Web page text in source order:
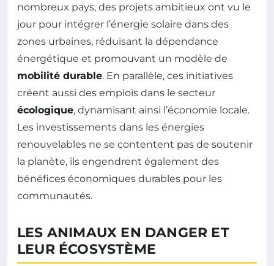
nombreux pays, des projets ambitieux ont vu le
jour pour intégrer l’énergie solaire dans des
zones urbaines, réduisant la dépendance
énergétique et promouvant un modèle de
mobilité durable. En parallèle, ces initiatives
créent aussi des emplois dans le secteur
écologique, dynamisant ainsi l’économie locale.
Les investissements dans les énergies
renouvelables ne se contentent pas de soutenir
la planète, ils engendrent également des
bénéfices économiques durables pour les
communautés.
LES ANIMAUX EN DANGER ET
LEUR ÉCOSYSTÈME